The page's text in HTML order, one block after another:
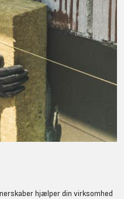
hjælper din virksomhed